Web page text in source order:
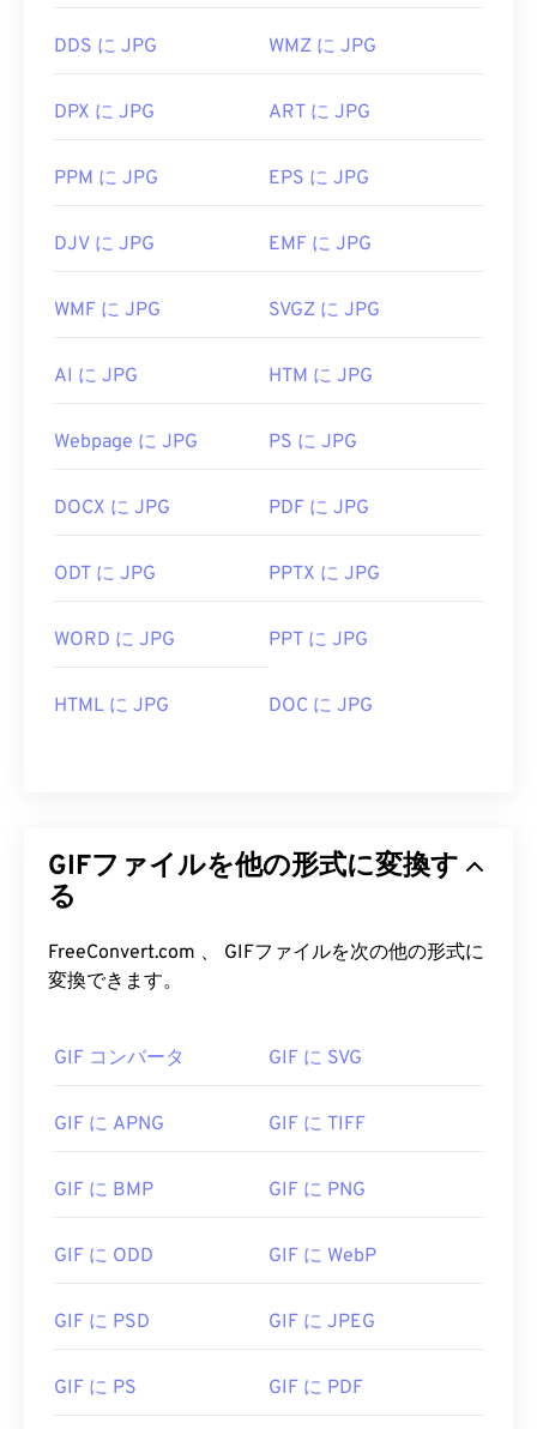
DDS に JPG WMZ に JPG
DPX に JPG ART に JPG
PPM に JPG EPS に JPG
DJV に JPG EMF に JPG
WMF に JPG SVGZ に JPG
AI に JPG HTM に JPG
Webpage に JPG PS に JPG
DOCX に JPG PDF に JPG
ODT に JPG PPTX に JPG
WORD に JPG PPT に JPG
HTML に JPG DOC に JPG
GIFファイルを他の形式に変換す
る
FreeConvert.com 、 GIFファイルを次の他の形式に
変換できます。
GIF コンバータ GIF に SVG
GIF に APNG GIF に TIFF
GIF に BMP GIF に PNG
GIF に ODD GIF に WebP
GIF に PSD GIF に JPEG
GIF に PS GIF に PDF